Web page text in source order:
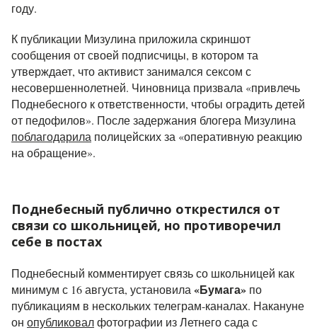
году.
К публикации Мизулина приложила скриншот
сообщения от своей подписчицы, в котором та
утверждает, что активист занимался сексом с
несовершеннолетней. Чиновница призвала «привлечь
Поднебесного к ответственности, чтобы оградить детей
от педофилов». После задержания блогера Мизулина
поблагодарила полицейских за «оперативную реакцию
на обращение».
Поднебесный публично открестился от
связи со школьницей, но противоречил
себе в постах
Поднебесный комментирует связь со школьницей как
минимум с 16 августа, установила «Бумага» по
публикациям в нескольких телеграм-каналах. Накануне
он опубликовалфотографии из Летнего сада с